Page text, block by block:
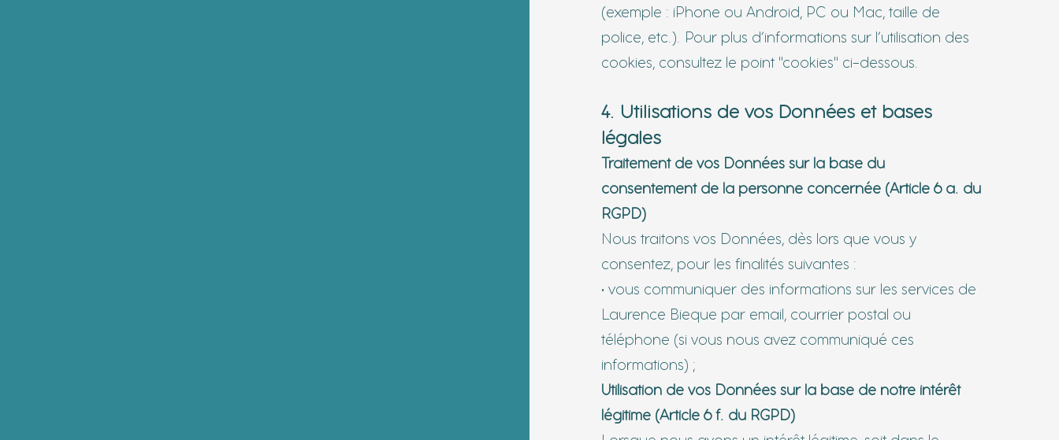
(exemple : iPhone ou Android, PC ou Mac, taille de
police, etc.). Pour plus d’informations sur l’utilisation des
cookies, consultez le point "cookies" ci-dessous.
4. Utilisations de vos Données et bases
légales
Traitement de vos Données sur la base du
consentement de la personne concernée (Article 6 a. du
RGPD)
Nous traitons vos Données, dès lors que vous y
consentez, pour les finalités suivantes :
• vous communiquer des informations sur les services de
Laurence Bieque par email, courrier postal ou
téléphone (si vous nous avez communiqué ces
informations) ;
Utilisation de vos Données sur la base de notre intérêt
légitime (Article 6 f. du RGPD)